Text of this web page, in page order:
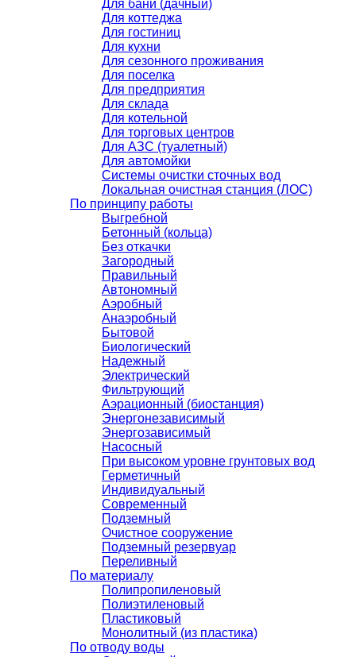
Для бани (дачный)
Для коттеджа
Для гостиниц
Для кухни
Для сезонного проживания
Для поселка
Для предприятия
Для склада
Для котельной
Для торговых центров
Для АЗС (туалетный)
Для автомойки
Системы очистки сточных вод
Локальная очистная станция (ЛОС)
По принципу работы
Выгребной
Бетонный (кольца)
Без откачки
Загородный
Правильный
Автономный
Аэробный
Анаэробный
Бытовой
Биологический
Надежный
Электрический
Фильтрующий
Аэрационный (биостанция)
Энергонезависимый
Энергозависимый
Насосный
При высоком уровне грунтовых вод
Герметичный
Индивидуальный
Современный
Подземный
Очистное сооружение
Подземный резервуар
Переливный
По материалу
Полипропиленовый
Полиэтиленовый
Пластиковый
Монолитный (из пластика)
По отводу воды